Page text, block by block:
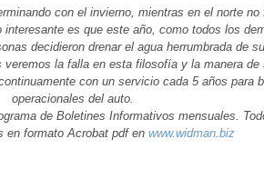
con el invierno, mientras en el norte no
interesante es que este año, como todos los
decidieron drenar el agua herrumbrada de
la falla en esta filosofía y la manera de
con un servicio cada 5 años para
operacionales del auto.
de Boletines Informativos mensuales.
en formato Acrobat pdf en www.widman.biz